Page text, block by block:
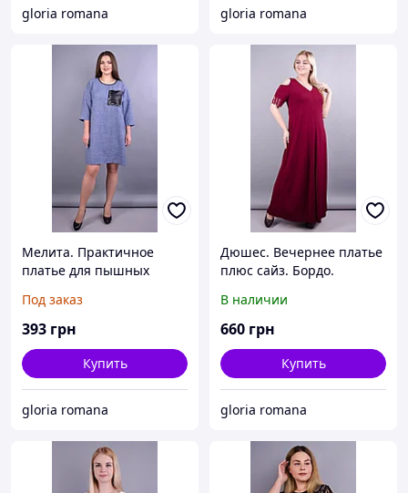
gloria romana gloria romana
Мелита. Практичное
платье для пышных
Под заказ
393 грн
Купить
gloria romana
Дюшес. Вечернее платье
плюс сайз. Бордо.
В наличии
660 грн
Купить
gloria romana